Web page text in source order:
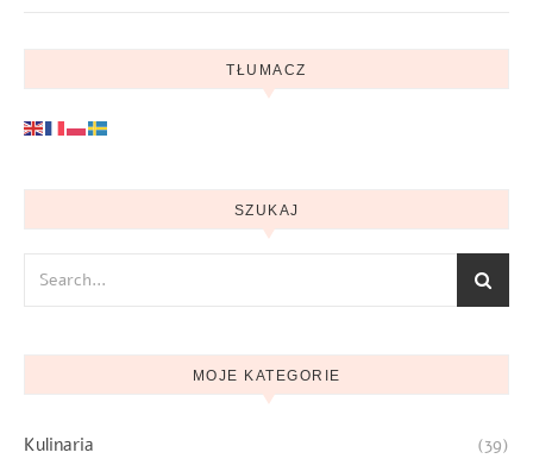
TŁUMACZ
SZUKAJ
MOJE KATEGORIE
Kulinaria (39)